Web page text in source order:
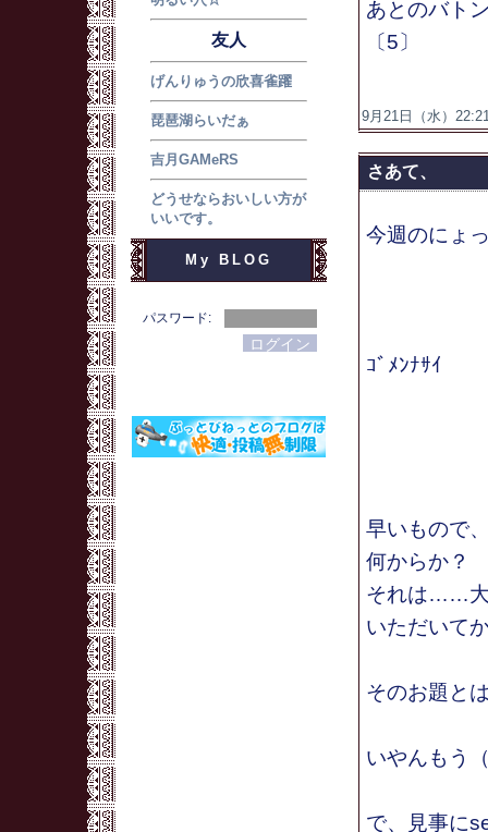
友人
げんりゅうの欣喜雀躍
琵琶湖らいだぁ
吉月GAMeRS
どうせならおいしい方が
いいです。
My BLOG
パスワード:
あとのバト
〔5〕
9月21日（水）
さあて、
今週のにょ
ｺﾞﾒﾝﾅｻｲ
早いもので
何からか？
それは……大
いただいて
そのお題と
いやんもう
で、見事に